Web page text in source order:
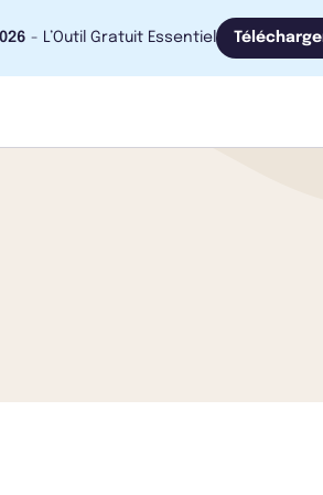
- L’Outil Gratuit Essentiel